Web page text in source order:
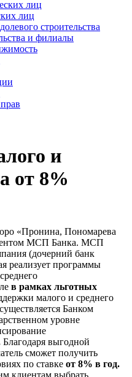
лиц
лиц
строительства
и филиалы
и
от 8%
«Пронина, Пономарева
МСП Банка. МСП
(дочерний банк
реализует программы
в рамках льготных
малого и среднего
Банком
уровне
Благодаря выгодной
сможет получить
по ставке от 8% в год.
клиентам выбрать